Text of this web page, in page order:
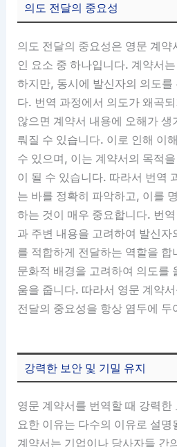
의도 전달의 중요성
의도 전달의 중요성은 영문 계약
인 요소 중 하나입니다. 계약서
하지만, 동시에 발신자의 의도를
다. 번역 과정에서 의도가 왜곡
않으면 계약서 내용에 오해가 생
뤄질 수 있습니다. 이로 인해 이
수 있으며, 이는 계약서의 목적
이 될 수 있습니다. 따라서 번역
는 바를 정확히 파악하고, 이를
하는 것이 매우 중요합니다. 번
과 주변 내용을 고려하여 발신자
를 적합하게 전달하는 역할을
문화적 배경을 고려하여 의도를
움을 줍니다. 따라서 영문 계약
전달의 중요성을 항상 염두에 두
강력한 보안 및 기밀 유지
영문 계약서를 번역할 때 강력한
요한 이유는 다수의 이유로 설
계약서는 기업이나 당사자들 간